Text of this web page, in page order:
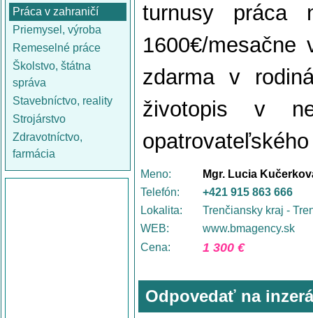
Práca v zahraničí
Priemysel, výroba
Remeselné práce
Školstvo, štátna
správa
Stavebníctvo, reality
Strojárstvo
Zdravotníctvo,
farmácia
turnusy práca
1600€/mesačne
zdarma v
životopis v
Meno:
Mgr. Lucia
Telefón:
+421 915 863 666
Lokalita:
Trenčiansky kraj -
WEB:
www.bmagency.sk
Cena:
1 300 €
Odpovedať na